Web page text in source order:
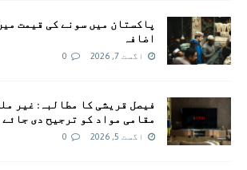
اضافہ
اگست 7, 2026 0
فیصل قریشی کا مطالبہ: غیر
مقامی مواد کو ترجیح دی جائے
اگست 5, 2026 0